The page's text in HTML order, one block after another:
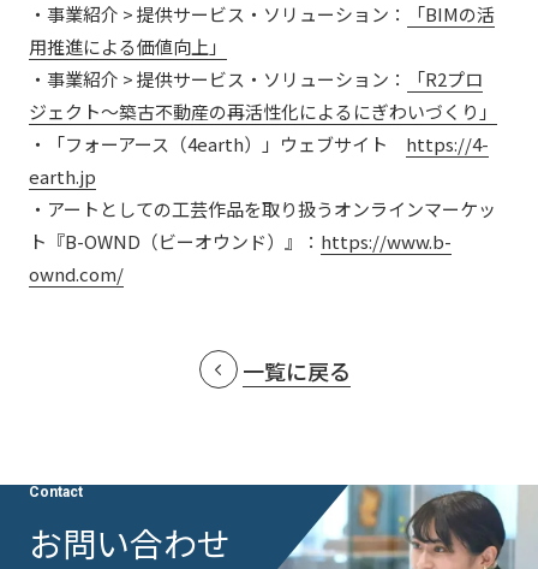
株式情報
コーポレートガバナンス
IRカレンダー
IRニュース
よくあるご質問
免責事項
マテリアリティ
ESGの取り組み：E（環境）
ESGの取り組み：S（社会）
ESGの取り組み：G（ガバナンス）
社外からの評価・認定
統合報告書
お知らせ
メディア掲載情報
ニュースリリース
協力会社/デザインパートナーの皆さまへ
お問い合わせ
採用情報
個人情報の取り扱いについて
マルチステークホルダー方針
アクセシビリティポリシー
・事業紹介 > 提供サービス・ソリューション：
「BIMの活
用推進による価値向上」
・事業紹介 > 提供サービス・ソリューション：
「R2プロ
ジェクト～築古不動産の再活性化によるにぎわいづくり」
・「フォーアース（4earth）」ウェブサイト https://4-
earth.jp
・アートとしての工芸作品を取り扱うオンラインマーケッ
ト『B-OWND（ビーオウンド）』： https://www.b-
ownd.com/
一覧に戻る
Contact
お問い合わせ